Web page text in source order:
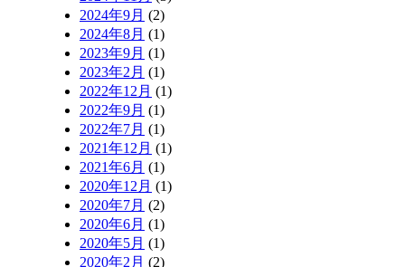
2024年9月 (2)
2024年8月 (1)
2023年9月 (1)
2023年2月 (1)
2022年12月 (1)
2022年9月 (1)
2022年7月 (1)
2021年12月 (1)
2021年6月 (1)
2020年12月 (1)
2020年7月 (2)
2020年6月 (1)
2020年5月 (1)
2020年2月 (2)